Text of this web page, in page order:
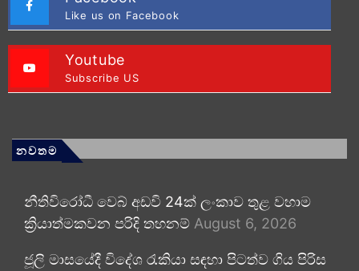
Like us on Facebook
Youtube
Subscribe US
නවතම
නීතිවිරෝධී වෙබ් අඩවි 24ක් ලංකාව තුළ වහාම
ක්‍රියාත්මකවන පරිදි තහනම් August 6, 2026
ජූලි මාසයේදී විදේශ රැකියා සඳහා පිටත්ව ගිය පිරිස